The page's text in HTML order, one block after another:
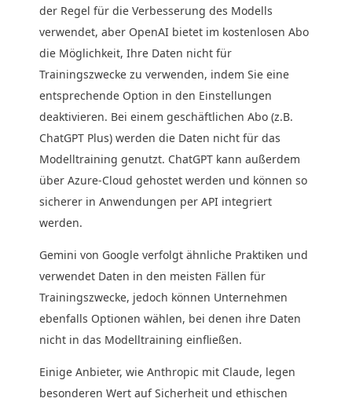
der Regel für die Verbesserung des Modells
verwendet, aber OpenAI bietet im kostenlosen Abo
die Möglichkeit, Ihre Daten nicht für
Trainingszwecke zu verwenden, indem Sie eine
entsprechende Option in den Einstellungen
deaktivieren. Bei einem geschäftlichen Abo (z.B.
ChatGPT Plus) werden die Daten nicht für das
Modelltraining genutzt. ChatGPT kann außerdem
über Azure-Cloud gehostet werden und können so
sicherer in Anwendungen per API integriert
werden.
Gemini von Google verfolgt ähnliche Praktiken und
verwendet Daten in den meisten Fällen für
Trainingszwecke, jedoch können Unternehmen
ebenfalls Optionen wählen, bei denen ihre Daten
nicht in das Modelltraining einfließen.
Einige Anbieter, wie Anthropic mit Claude, legen
besonderen Wert auf Sicherheit und ethischen